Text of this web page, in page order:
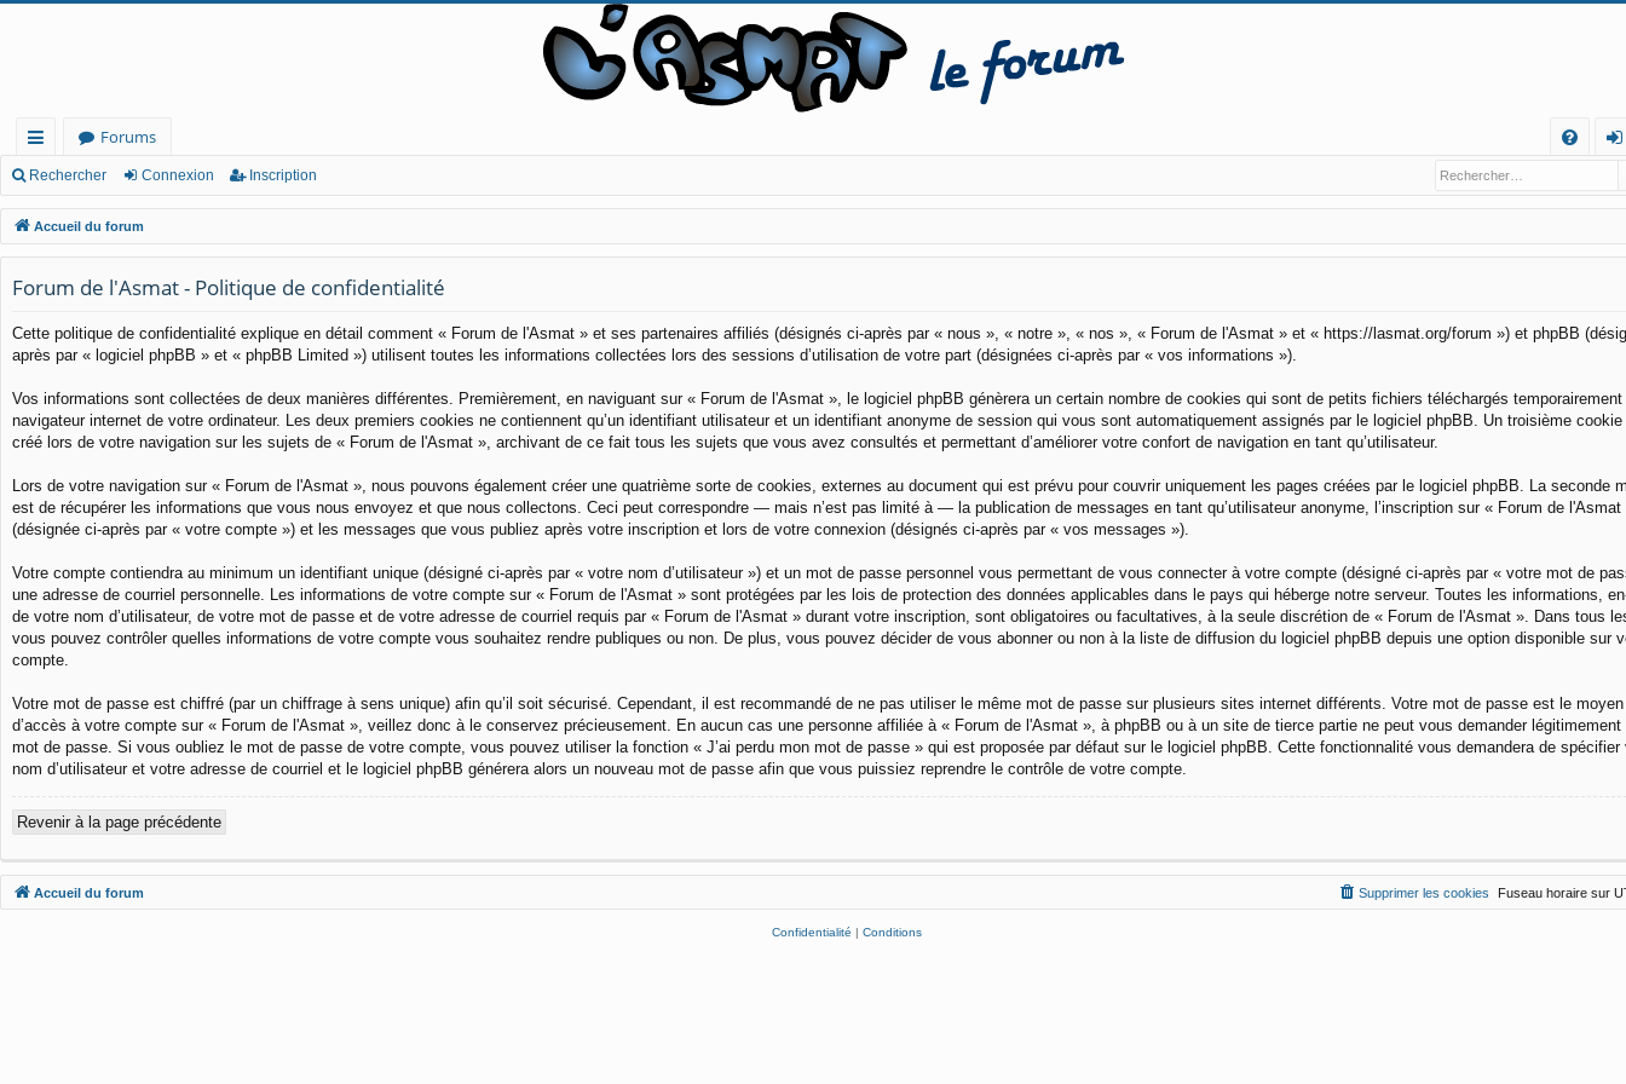
ac
co
ur
cis
Forums
Q
n
ne
o
Rechercher Connexion Inscription
Accueil du forum
Forum de l'Asmat - Politique de confidentialité
Cette politique de confidentialité explique en détail comment « Forum de l'Asmat » et ses partenaires affiliés (désignés ci-après par « nous », « notre », « nos », « Forum de l'Asmat » et « https://lasmat.org/forum ») et phpBB
après par « logiciel phpBB » et « phpBB Limited ») utilisent toutes les informations collectées lors des sessions d’utilisation de votre part (désignées ci-après par « vos informations »).
Vos informations sont collectées de deux manières différentes. Premièrement, en naviguant sur « Forum de l'Asmat », le logiciel phpBB génèrera un certain nombre de cookies qui sont de petits fichiers téléchargés temporairement
navigateur internet de votre ordinateur. Les deux premiers cookies ne contiennent qu’un identifiant utilisateur et un identifiant anonyme de session qui vous sont automatiquement assignés par le logiciel phpBB. Un troisième cookie
créé lors de votre navigation sur les sujets de « Forum de l'Asmat », archivant de ce fait tous les sujets que vous avez consultés et permettant d’améliorer votre confort de navigation en tant qu’utilisateur.
Lors de votre navigation sur « Forum de l'Asmat », nous pouvons également créer une quatrième sorte de cookies, externes au document qui est prévu pour couvrir uniquement les pages créées par le logiciel phpBB. La seconde
est de récupérer les informations que vous nous envoyez et que nous collectons. Ceci peut correspondre — mais n’est pas limité à — la publication de messages en tant qu’utilisateur anonyme, l’inscription sur « Forum de l'Asmat
(désignée ci-après par « votre compte ») et les messages que vous publiez après votre inscription et lors de votre connexion (désignés ci-après par « vos messages »).
Votre compte contiendra au minimum un identifiant unique (désigné ci-après par « votre nom d’utilisateur ») et un mot de passe personnel vous permettant de vous connecter à votre compte (désigné ci-après par « votre mot de
une adresse de courriel personnelle. Les informations de votre compte sur « Forum de l'Asmat » sont protégées par les lois de protection des données applicables dans le pays qui héberge notre serveur. Toutes les informations,
de votre nom d’utilisateur, de votre mot de passe et de votre adresse de courriel requis par « Forum de l'Asmat » durant votre inscription, sont obligatoires ou facultatives, à la seule discrétion de « Forum de l'Asmat ». Dans tous
vous pouvez contrôler quelles informations de votre compte vous souhaitez rendre publiques ou non. De plus, vous pouvez décider de vous abonner ou non à la liste de diffusion du logiciel phpBB depuis une option disponible sur
compte.
Votre mot de passe est chiffré (par un chiffrage à sens unique) afin qu’il soit sécurisé. Cependant, il est recommandé de ne pas utiliser le même mot de passe sur plusieurs sites internet différents. Votre mot de passe est le moyen
d’accès à votre compte sur « Forum de l'Asmat », veillez donc à le conservez précieusement. En aucun cas une personne affiliée à « Forum de l'Asmat », à phpBB ou à un site de tierce partie ne peut vous demander légitimement
mot de passe. Si vous oubliez le mot de passe de votre compte, vous pouvez utiliser la fonction « J’ai perdu mon mot de passe » qui est proposée par défaut sur le logiciel phpBB. Cette fonctionnalité vous demandera de spécifier
nom d’utilisateur et votre adresse de courriel et le logiciel phpBB générera alors un nouveau mot de passe afin que vous puissiez reprendre le contrôle de votre compte.
Revenir à la page précédente
Accueil du forum Fuseau horaire sur
Supprimer les cookies
Confidentialité | Conditions